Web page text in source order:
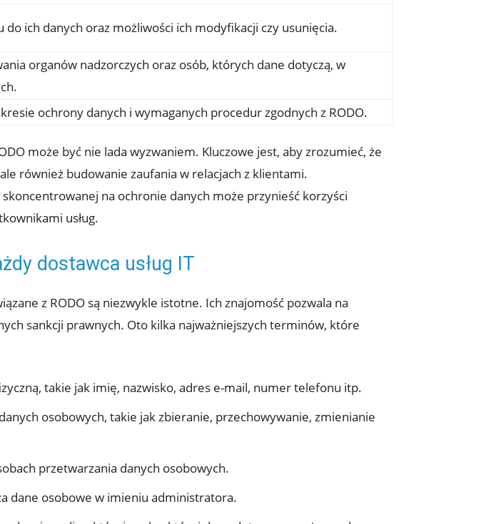
ich danych oraz możliwości ich modyfikacji czy usunięcia.
organów nadzorczych oraz osób, których dane dotyczą, w
ochrony danych i wymaganych procedur zgodnych z RODO.
może być nie lada wyzwaniem. Kluczowe jest, aby zrozumieć, że
również budowanie zaufania w relacjach z klientami.
na ochronie danych może przynieść korzyści
usług.
dostawca usług IT
z RODO są niezwykle istotne. Ich znajomość pozwala na
sankcji prawnych. Oto kilka najważniejszych terminów, które
takie jak imię, nazwisko, adres e-mail, numer telefonu itp.
osobowych, takie jak zbieranie, przechowywanie, zmienianie
przetwarzania danych osobowych.
dane osobowe w imieniu administratora.